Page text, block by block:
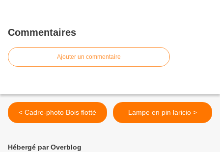
Commentaires
Ajouter un commentaire
< Cadre-photo Bois flotté Lampe en pin laricio >
Hébergé par Overblog